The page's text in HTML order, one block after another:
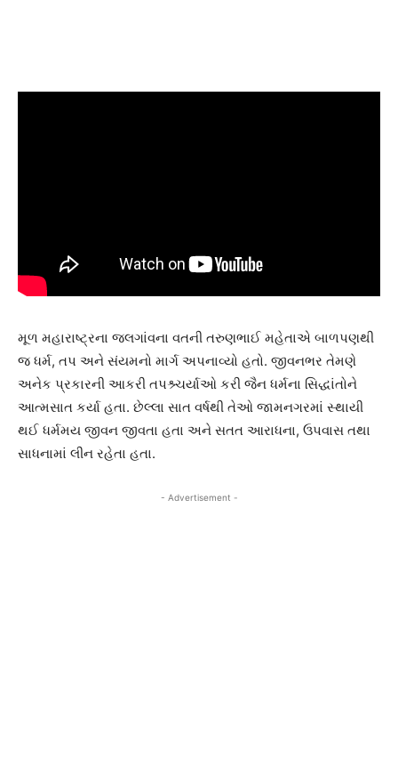
મૂળ મહારાષ્ટ્રના જલગાંવના વતની તરુણભાઈ મહેતાએ બાળપણથી
જ ધર્મ, તપ અને સંયમનો માર્ગ અપનાવ્યો હતો. જીવનભર તેમણે
અનેક પ્રકારની આકરી તપશ્ર્ચર્યાઓ કરી જૈન ધર્મના સિદ્ધાંતોને
આત્મસાત કર્યા હતા. છેલ્લા સાત વર્ષથી તેઓ જામનગરમાં સ્થાયી
થઈ ધર્મમય જીવન જીવતા હતા અને સતત આરાધના, ઉપવાસ તથા
સાધનામાં લીન રહેતા હતા.
- Advertisement -